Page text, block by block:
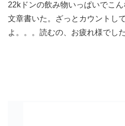
22kドンの飲み物いっぱいでこ
文章書いた。ざっとカウントし
よ。。。読むの、お疲れ様で